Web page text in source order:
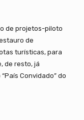
de projetos-piloto
de
turísticas, para
de resto, já
Convidado” do